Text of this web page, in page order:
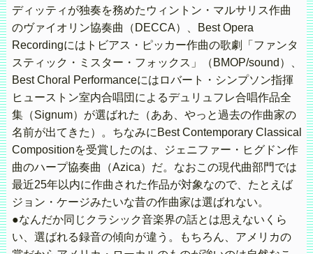
ディッティが独奏を務めたウィントン・マルサリス作曲
のヴァイオリン協奏曲（DECCA）、Best Opera
Recordingにはトビアス・ピッカー作曲の歌劇「ファンタ
スティック・ミスター・フォックス」（BMOP/sound）、
Best Choral Performanceにはロバート・シンプソン指揮
ヒューストン室内合唱団によるデュリュフレ合唱作品全
集（Signum）が選ばれた（ああ、やっと過去の作曲家の
名前が出てきた）。ちなみにBest Contemporary Classical
Compositionを受賞したのは、ジェニファー・ヒグドン作
曲のハープ協奏曲（Azica）だ。なおこの現代曲部門では
最近25年以内に作曲された作品が対象なので、たとえば
ジョン・ケージみたいな昔の作曲家は選ばれない。
●なんだか同じクラシック音楽界の話とは思えないくら
い、選ばれる録音の傾向が違う。もちろん、アメリカの